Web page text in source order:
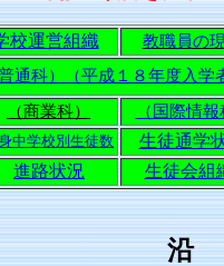
校運営組織 教職員の
通科）（平成１８年度入学
（商業科）
（国際情
中学校別生徒数
生徒通学
進路状況 生徒会組
沿